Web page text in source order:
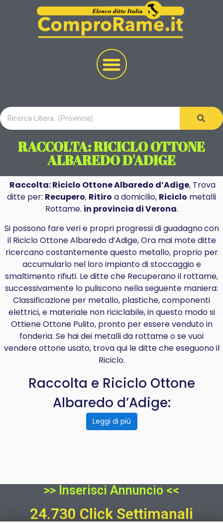
RACCOLTA: RICICLO OTTONE
ALBAREDO D'ADIGE
Raccolta: Riciclo Ottone Albaredo d’Adige, Trova
ditte per: Recupero, Ritiro a domicilio, Riciclo metalli
Rottame. in provincia di Verona.
Si possono fare veri e propri progressi diguadagnocon
il Riciclo Ottone Albaredo d’Adige, Ora mai mote ditte
ricercano costantemente questo metallo, proprio per
accumularlo nel loro impianto di stoccaggio e
smaltimento rifiuti. Le ditte che Recuperano il rottame,
successivamente lo puliscono nella seguente maniera:
Classificazione per metallo, plastiche, componenti
elettrici, e materiale non riciclabile, in questo modo si
Ottiene Ottone Pulito, pronto per essere venduto in
fonderia. Se hai dei metalli da rottame o se vuoi
vendere ottone usato, trova qui le ditte che eseguono il
Riciclo.
Raccolta e Riciclo Ottone
Albaredo d’Adige:
Leggi di più
>> Inserisci Annuncio <<
24.730 Click Settimanali